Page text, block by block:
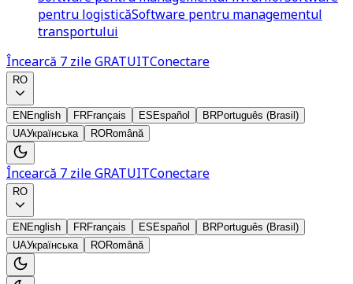
pentru logisticăSoftware pentru managementul
transportului
Încearcă 7 zile GRATUITConectare
RO
EN English FRFrançais ES Español BRPortuguês (Brasil)
UAУкраїнська RORomână
Încearcă 7 zile GRATUITConectare
RO
EN English FRFrançais ES Español BRPortuguês (Brasil)
UAУкраїнська RORomână